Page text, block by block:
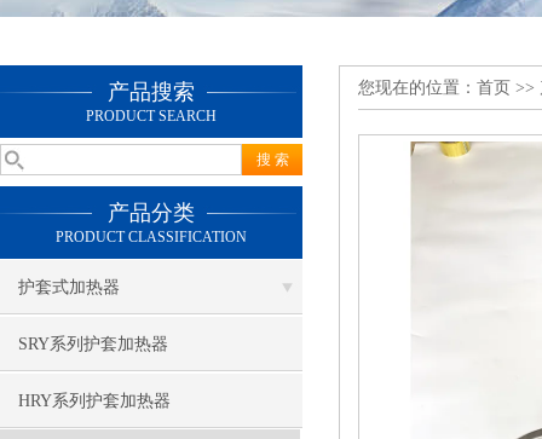
产品搜索
PRODUCT SEARCH
产品分类
PRODUCT CLASSIFICATION
护套式加热器
SRY系列护套加热器
HRY系列护套加热器
您现在的位置： 首页 >>